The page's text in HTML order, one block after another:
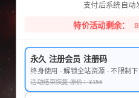
支付后系统自动
特价活动剩余：
永久 注册会员 注册码
终身使用 · 解锁全站资源 · 不限制
活动结束恢复 原价：¥156